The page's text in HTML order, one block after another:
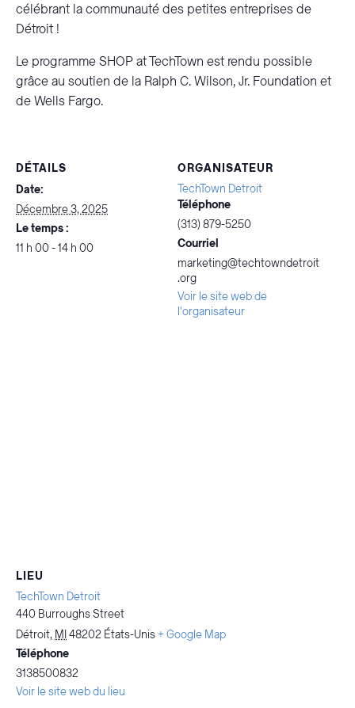
célébrant la communauté des petites entreprises de
Détroit !
Le programme SHOP at TechTown est rendu possible
grâce au soutien de la Ralph C. Wilson, Jr. Foundation et
de Wells Fargo.
DÉTAILS
Date:
Décembre 3, 2025
Le temps :
11 h 00 - 14 h 00
ORGANISATEUR
TechTown Detroit
Téléphone
(313) 879-5250
Courriel
marketing@techtowndetroit
.org
Voir le site web de
l'organisateur
LIEU
TechTown Detroit
440 Burroughs Street
Détroit, MI 48202 États-Unis+ Google Map
Téléphone
3138500832
Voir le site web du lieu